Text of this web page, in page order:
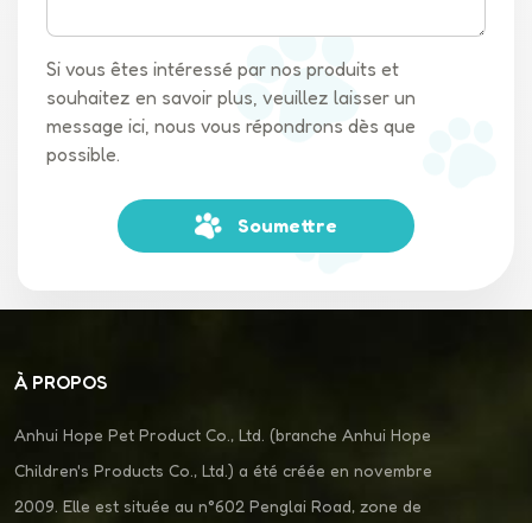
laisses tout en poussant une poussette.✅ Propriétaires
d'animaux de compagnie en ville – Manœuvrable facilement
sur les trottoirs et se glisse dans les espaces restreints une
fois plié.✅ Les voyageurs – Se plie de manière compacte pour
les voyages en voiture ou les visites chez le
vétérinaire.Inconvénients réels à prendre en comptePoids: À
14,6 kg, il n'est pas ultra-léger, idéal pour une utilisation
fréquente, pas pour la randonnée.Assemblée: Certains
utilisateurs signalent qu'une configuration mineure est
peine pour les propriétaires de gros chiens Si vous avez
chiens, le PC408 offre. Le rampe, conception à pliage rapide
modèles moins chers qui vacillent ou s'usent rapidement.
Si vous êtes intéressé par nos produits et
souhaitez en savoir plus, veuillez laisser un
message ici, nous vous répondrons dès que
possible.
Soumettre
À PROPOS
Anhui Hope Pet Product Co., Ltd. (branche Anhui Hope
Children's Products Co., Ltd.) a été créée en novembre
2009. Elle est située au n°602 Penglai Road, zone de